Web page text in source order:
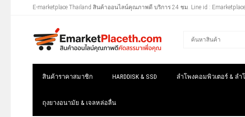
E-marketplace Thailand สินค้าออนไลน์คุณภาพดี บริการ 24 ชม. Line id : Emarketplace
สินค้าราคาสมาชิก HARDDISK & SSD ลำโพงคอมพิวเตอร์ & ลำ
ถุงยางอนามัย & เจลหล่อลื่น